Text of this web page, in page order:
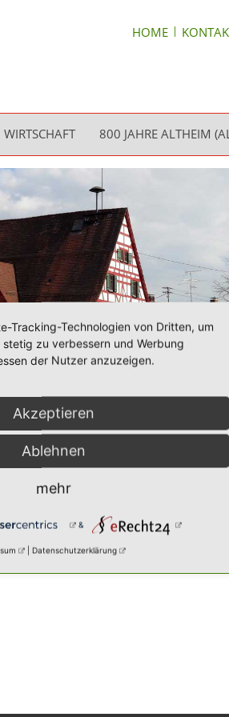
HOME
WIRTSCHAFT 800 JAHRE ALTHEIM
1.
Tracking-Technologien von Dritten, um
zu verbessern und Werbung
der Nutzer anzuzeigen.
Akzeptieren
Ablehnen
mehr
&
Datenschutzerklärung